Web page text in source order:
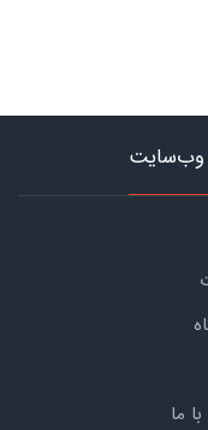
وب‌سایت
ما